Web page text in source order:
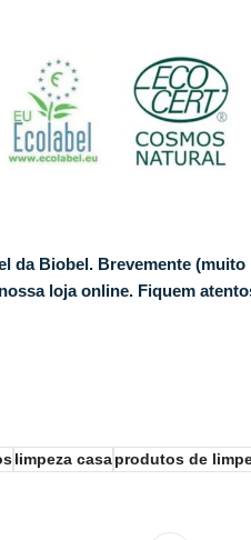
da Biobel. Brevemente
loja online. Fiquem
limpeza casaprodutos de